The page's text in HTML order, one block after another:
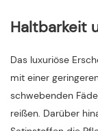
Haltbarkeit
Das luxuriöse
mit einer
schwebenden
reißen. Darüber